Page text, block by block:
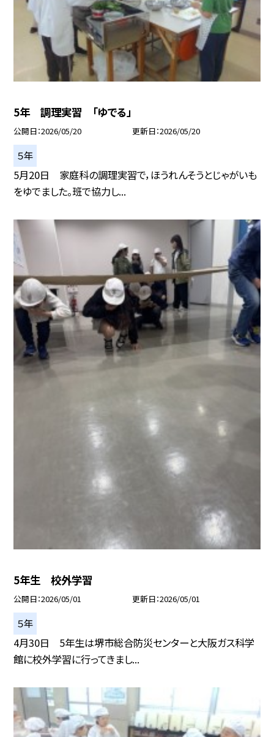
5年 調理実習 「ゆでる」
公開日 2026/05/20 更新日 2026/05/20
５年
5月20日 家庭科の調理実習で，ほうれんそうとじゃがいも
をゆでました。班で協力し...
5年生 校外学習
公開日 2026/05/01 更新日 2026/05/01
５年
4月30日 5年生は堺市総合防災センターと大阪ガス科学
館に校外学習に行ってきまし...